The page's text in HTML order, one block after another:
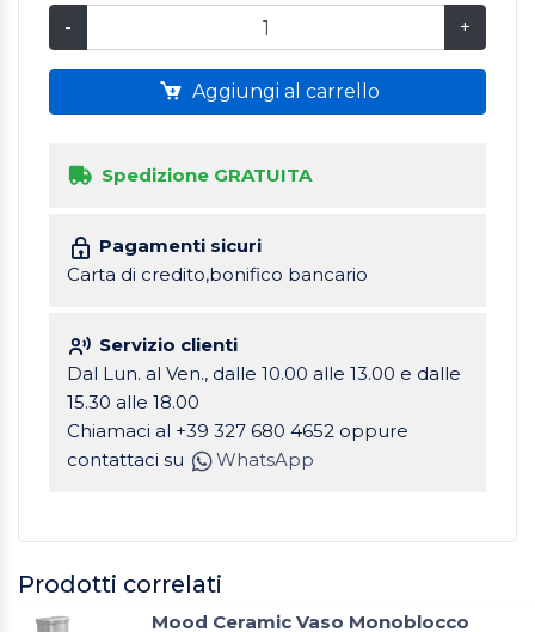
- +
Aggiungi al carrello
Spedizione GRATUITA
Pagamenti sicuri
Carta di credito,bonifico bancario
Servizio clienti
Dal Lun. al Ven., dalle 10.00 alle 13.00 e dalle
15.30 alle 18.00
Chiamaci al +39 327 680 4652 oppure
contattaci su
WhatsApp
Prodotti correlati
Mood Ceramic Vaso Monoblocco